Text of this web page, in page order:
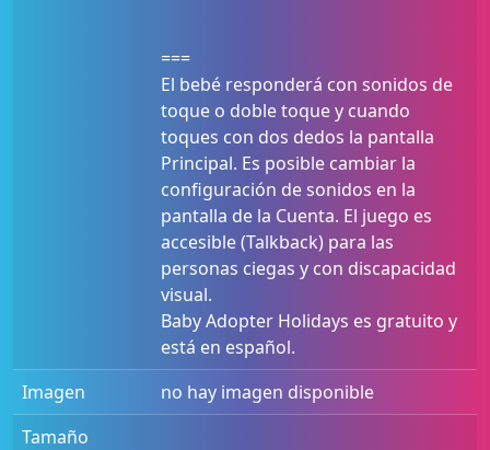
===
El bebé responderá con sonidos de
toque o doble toque y cuando
toques con dos dedos la pantalla
Principal. Es posible cambiar la
configuración de sonidos en la
pantalla de la Cuenta. El juego es
accesible (Talkback) para las
personas ciegas y con discapacidad
visual.
Baby Adopter Holidays es gratuito y
está en español.
Imagen
no hay imagen disponible
Tamaño